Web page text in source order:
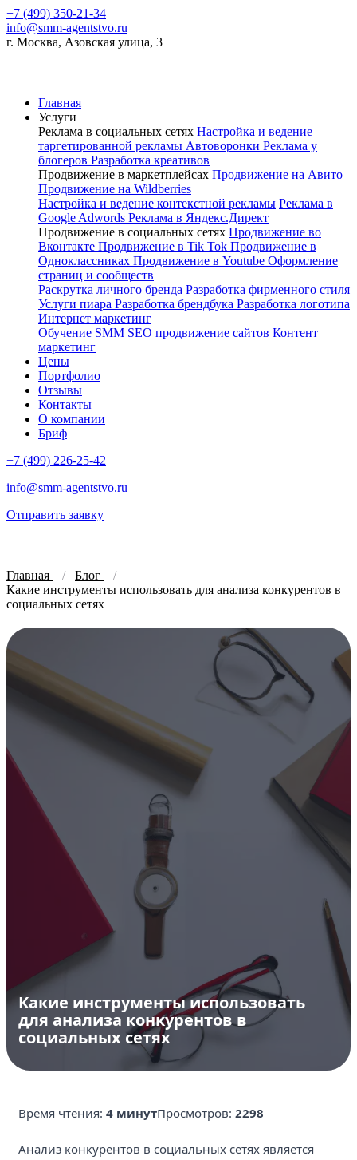
+7 (499) 350-21-34
info@smm-agentstvo.ru
г. Москва, Азовская улица, 3
Главная
Услуги
Реклама в социальных сетях Настройка и ведение
таргетированной рекламы Автоворонки Реклама у
блогеров Разработка креативов
Продвижение в маркетплейсах Продвижение на Авито
Продвижение на Wildberries
Настройка и ведение контекстной рекламы Реклама в
Google Adwords Реклама в Яндекс.Директ
Продвижение в социальных сетях Продвижение во
Вконтакте Продвижение в Tik Tok Продвижение в
Одноклассниках Продвижение в Youtube Оформление
страниц и сообществ
Раскрутка личного бренда Разработка фирменного стиля
Услуги пиара Разработка брендбука Разработка логотипа
Интернет маркетинг
Обучение SMM SEO продвижение сайтов Контент
маркетинг
Цены
Портфолио
Отзывы
Контакты
О компании
Бриф
+7 (499) 226-25-42
info@smm-agentstvo.ru
Отправить заявку
Главная
Блог
Какие инструменты использовать для анализа конкурентов в
социальных сетях
Какие инструменты использовать
для анализа конкурентов в
социальных сетях
Время чтения: 4 минутПросмотров: 2298
Анализ конкурентов в социальных сетях является